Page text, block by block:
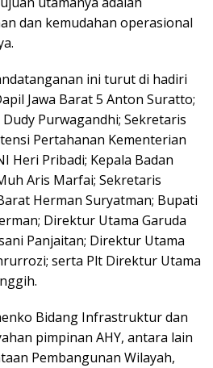
dan kemudahan operasional
ini turut di hadiri
Jawa Barat 5 Anton Suratto;
Purwagandhi; Sekretaris
Pertahanan Kementerian
Heri Pribadi; Kepala Badan
Aris Marfai; Sekretaris
Herman Suryatman; Bupati
Direktur Utama Garuda
Panjaitan; Direktur Utama
serta Plt Direktur Utama
Bidang Infrastruktur dan
pimpinan AHY, antara lain
Pembangunan Wilayah,